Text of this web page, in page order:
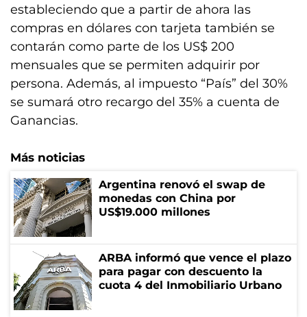
estableciendo que a partir de ahora las
compras en dólares con tarjeta también se
contarán como parte de los US$ 200
mensuales que se permiten adquirir por
persona. Además, al impuesto “País” del 30%
se sumará otro recargo del 35% a cuenta de
Ganancias.
Más noticias
Argentina renovó el swap de
monedas con China por
US$19.000 millones
ARBA informó que vence el plazo
para pagar con descuento la
cuota 4 del Inmobiliario Urbano